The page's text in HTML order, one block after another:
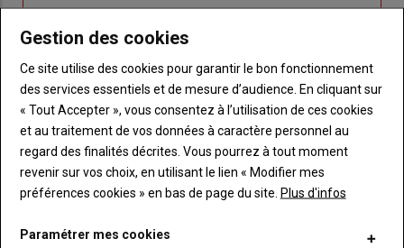
BodyChoisissez votre formule et créez votre
Touraine.
Lien Créez un compte
VOUS AIMEREZ AUSSI
Gestion des cookies
Ce site utilise des cookies pour garantir le bon fonctionnement
des services essentiels et de mesure d’audience. En cliquant sur
« Tout Accepter », vous consentez à l’utilisation de ces cookies
et au traitement de vos données à caractère personnel au
regard des finalités décrites. Vous pourrez à tout moment
revenir sur vos choix, en utilisant le lien « Modifier mes
préférences cookies » en bas de page du site. Plus d'infos
Paramétrer mes cookies